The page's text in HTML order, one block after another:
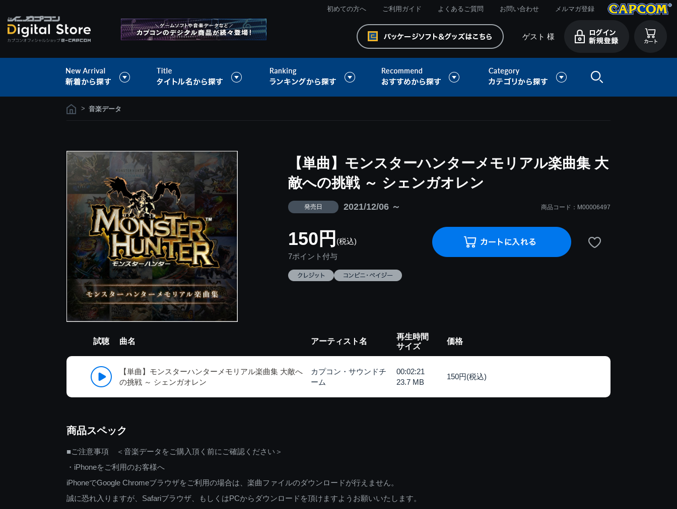
初めての方へ ご利用ガイド よくあるご質問 お問い合わせ メルマガ登録
ゲスト 様
> 音楽データ
【単曲】モンスターハンターメモリアル楽曲集 大
敵への挑戦 ～ シェンガオレン
発売日 2021/12/06 ～ 商品コード：M00006497
150円 (税込)
7ポイント付与
試聴 曲名 アーティスト名
再生時間
サイズ
価格
【単曲】モンスターハンターメモリアル楽曲集 大敵へ
の挑戦 ～ シェンガオレン
カプコン・サウンドチ
ーム
00:02:21
23.7 MB
150円(税込)
商品スペック
■ご注意事項 ＜音楽データをご購入頂く前にご確認ください＞
・iPhoneをご利用のお客様へ
iPhoneでGoogle Chromeブラウザをご利用の場合は、楽曲ファイルのダウンロードが行えません。
誠に恐れ入りますが、Safariブラウザ、もしくはPCからダウンロードを頂けますようお願いいたします。